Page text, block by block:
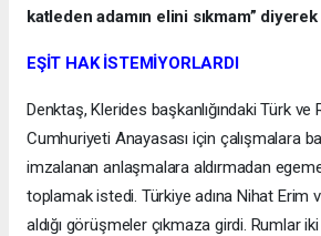
katleden adamın elini sıkmam”
EŞİT HAK İSTEMİYORLARDI
Denktaş, Klerides başkanlığındaki Türk ve
Cumhuriyeti Anayasası için çalışmalara
imzalanan anlaşmalara aldırmadan
toplamak istedi. Türkiye adına Nihat Erim
aldığı görüşmeler çıkmaza girdi. Rumlar